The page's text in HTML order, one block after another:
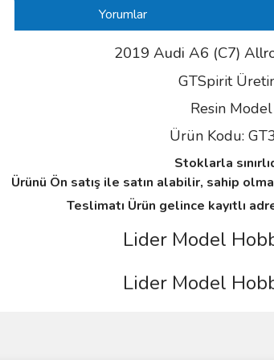
Yorumlar
2019 Audi A6 (C7)
GTSpirit
Resin Model
Ürün Kodu:
Stoklarla
Ürünü Ön satış ile satın alabilir, sahip
Teslimatı Ürün gelince kayıtlı
Lider Model
Lider Model